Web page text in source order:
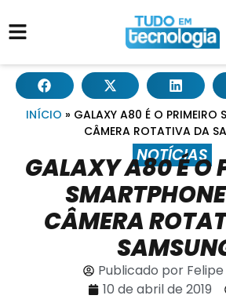
INÍCIO » GALAXY A80 É O PRIMEIRO
CÂMERA ROTATIVA DA
NOTÍCIAS
GALAXY A80 É O
CÂMERA
Publicado porFelipe
10 de abril de 2019